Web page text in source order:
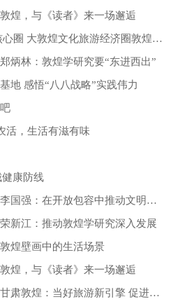
煌，与《读者》来一场邂逅
化旅游经济圈敦煌核心圈建设新闻发布会召开
炳林：敦煌学研究要“东进西出”
地 感悟“八八战略”实践伟力
活，生活有滋有味
康防线
：在开放包容中推动文明交流互鉴
新江：推动敦煌学研究深入发展
煌壁画中的生活场景
煌，与《读者》来一场邂逅
当好旅游新引擎 促进酒泉文旅高质量发展